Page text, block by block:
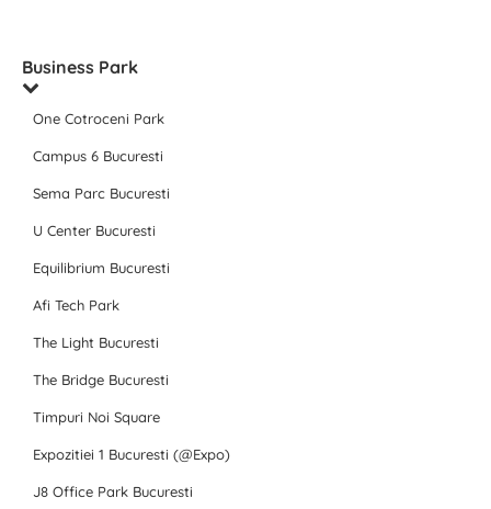
Business Park
One Cotroceni Park
Campus 6 Bucuresti
Sema Parc Bucuresti
U Center Bucuresti
Equilibrium Bucuresti
Afi Tech Park
The Light Bucuresti
The Bridge Bucuresti
Timpuri Noi Square
Expozitiei 1 Bucuresti (@Expo)
J8 Office Park Bucuresti